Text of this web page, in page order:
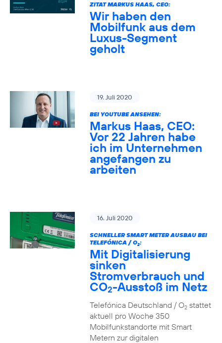
ZITAT MARKUS HAAS, CEO:
Wir haben den
Mobilfunk aus dem
Luxus-Segment
geholt
19. Juli 2020
BEI YOUTUBE ANSEHEN:
Markus Haas, CEO:
Vor 22 Jahren habe
ich im Unternehmen
angefangen zu
arbeiten
16. Juli 2020
SCHNELLER SMART METER AUSBAU BEI
TELEFÓNICA / O2:
Mit Digitalisierung
sinken
Stromverbrauch und
CO2-Ausstoß im Netz
Telefónica Deutschland / O2stattet
aktuell pro Woche 350
Mobilfunkstandorte mit Smart
Metern zur digitalen